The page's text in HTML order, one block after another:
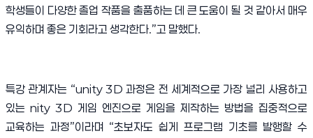
학생들이 다양한 졸업 작품을 출품하는 데 큰 도움이 될 것 같아서 매우
유익하며 좋은 기회라고 생각한다.”고 말했다.
특강 관계자는 “unity 3D과정은 전 세계적으로 가장 널리 사용하고
있는 nity 3D 게임 엔진으로 게임을 제작하는 방법을 집중적으로
교육하는 과정”이라며 “초보자도 쉽게 프로그램 기초를 발행할 수